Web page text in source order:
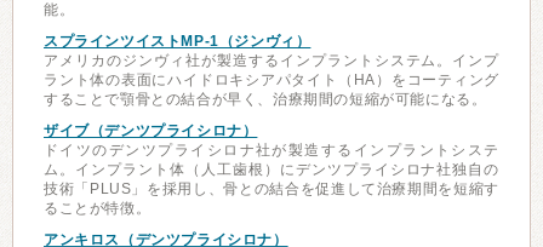
能。
スプラインツイストMP-1（ジンヴィ）
アメリカのジンヴィ社が製造するインプラントシステム。インプ
ラント体の表面にハイドロキシアパタイト（HA）をコーティング
することで顎骨との結合が早く、治療期間の短縮が可能になる。
ザイブ（デンツプライシロナ）
ドイツのデンツプライシロナ社が製造するインプラントシステ
ム。インプラント体（人工歯根）にデンツプライシロナ社独自の
技術「PLUS」を採用し、骨との結合を促進して治療期間を短縮す
ることが特徴。
アンキロス（デンツプライシロナ）